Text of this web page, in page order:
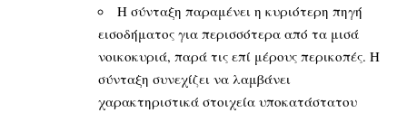
Η σύνταξη παραμένει η κυριότερη πηγή
εισοδήματος για περισσότερα από τα μισά
νοικοκυριά, παρά τις επί μέρους περικοπές. Η
σύνταξη συνεχίζει να λαμβάνει
χαρακτηριστικά στοιχεία υποκατάστατου